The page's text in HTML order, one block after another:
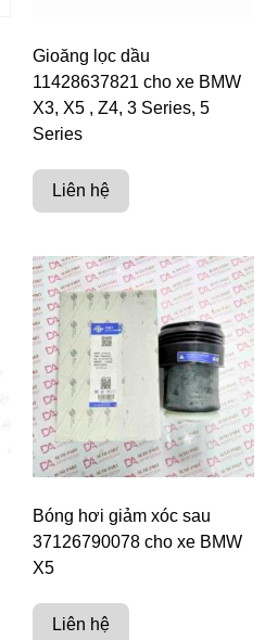
Gioăng lọc dầu
11428637821 cho xe BMW
X3, X5 , Z4, 3 Series, 5
Series
Liên hệ
Bóng hơi giảm xóc sau
37126790078 cho xe BMW
X5
Liên hệ